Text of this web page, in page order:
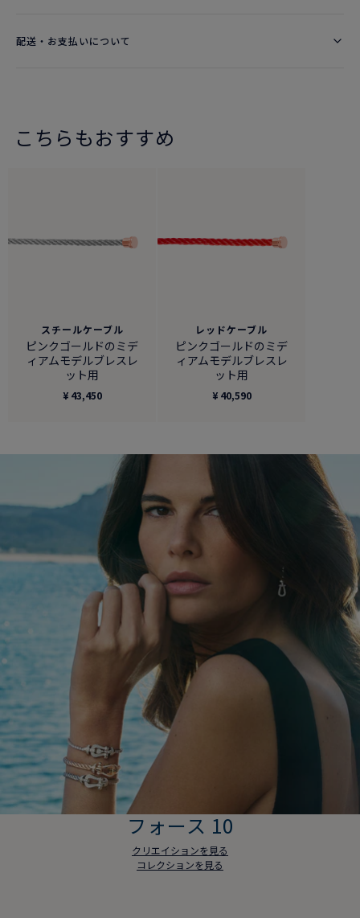
配送・お支払いについて
こちらもおすすめ
スチールケーブル
ピンクゴールドのミデ
ィアムモデルブレスレ
ット用
¥ 43,450
レッドケーブル
ピンクゴールドのミデ
ィアムモデルブレスレ
ット用
¥ 40,590
フォース 10
クリエイションを見る
コレクションを見る